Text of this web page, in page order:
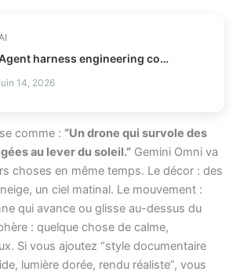
AI
Agent harness engineering comment fiabiliser vos agents IA ?
juin 14, 2026
comme : “Un drone qui survole des
au lever du soleil.” Gemini Omni va
choses en même temps. Le décor : des
un ciel matinal. Le mouvement :
qui avance ou glisse au-dessus du
: quelque chose de calme,
Si vous ajoutez “style documentaire
lumière dorée, rendu réaliste”, vous